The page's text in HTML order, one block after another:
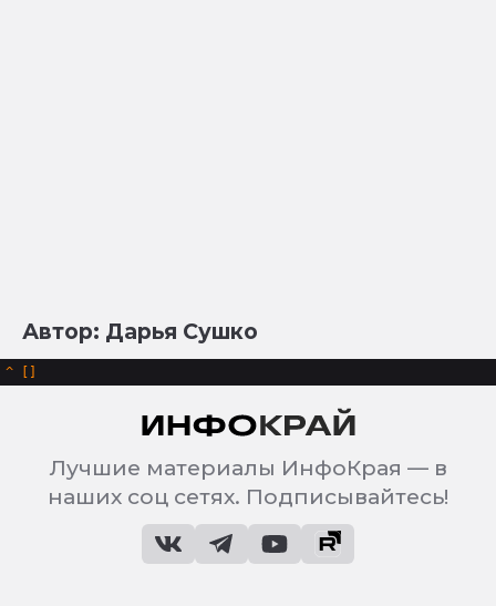
Автор: Дарья Сушко
^
Лучшие материалы ИнфоКрая — в
наших соц сетях. Подписывайтесь!